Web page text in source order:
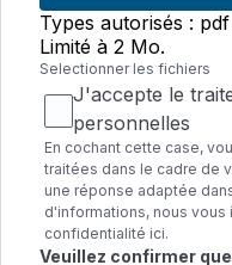
Types autorisés :
Limité à 2 Mo.
Selectionner les fichiers
J'accepte le
personnelles
En cochant cette case,
traitées dans le cadre de
une réponse adaptée
d'informations, nous vous
confidentialité ici.
Champ requis
Veuillez confirmer